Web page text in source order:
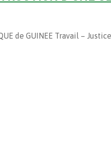
de GUINEE Travail –